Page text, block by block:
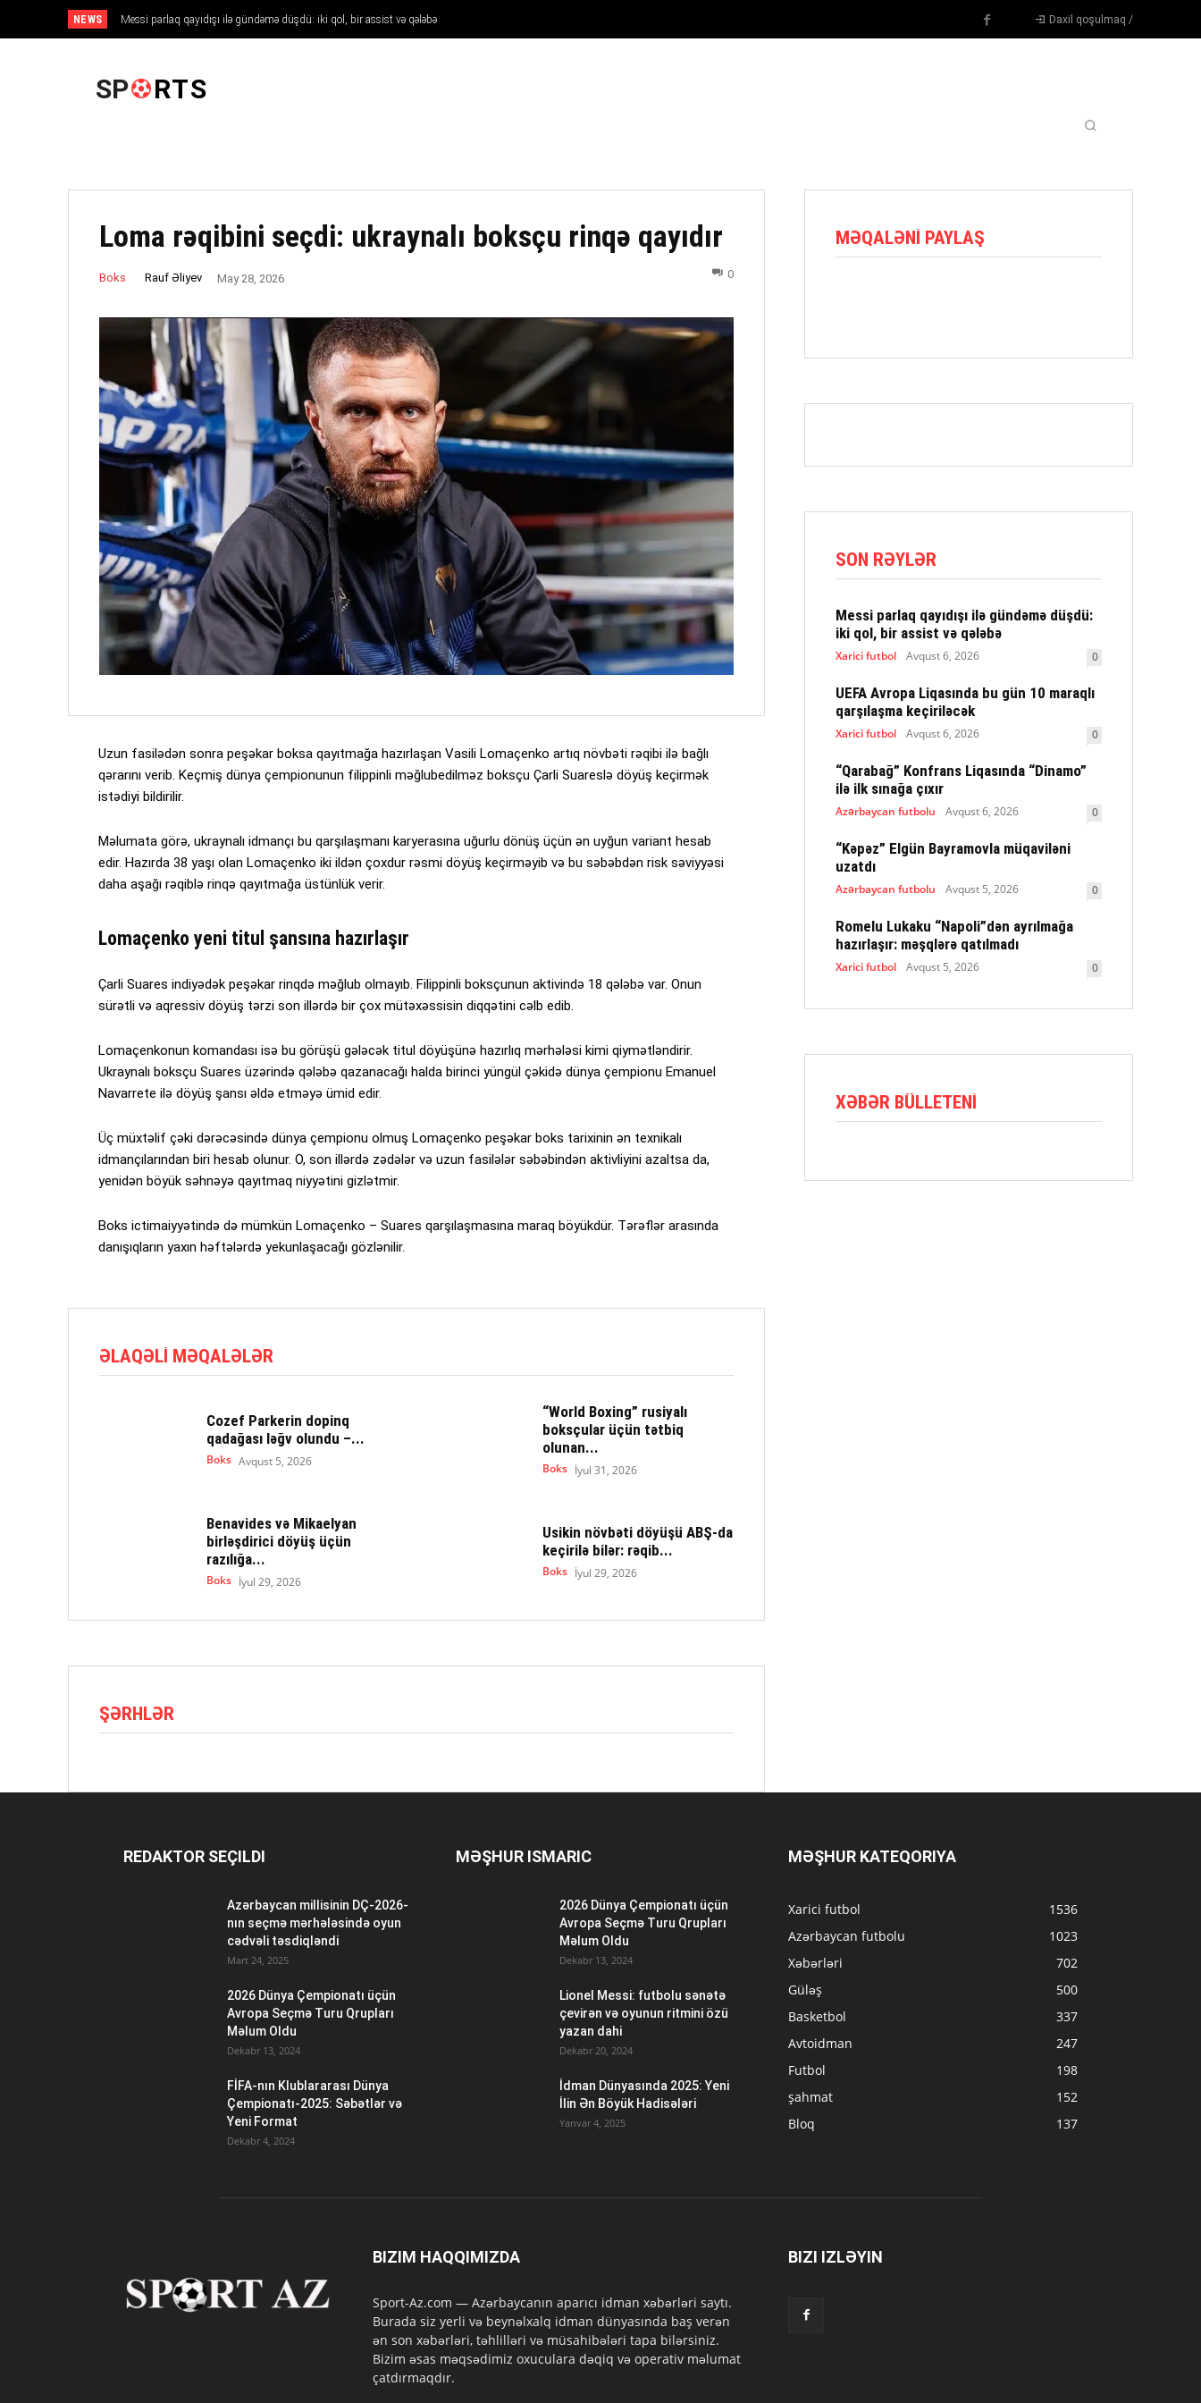
NEWS Messi parlaq qayıdışı ilə gündəmə düşdü: iki qol, bir assist və qələbə Daxil qoşulmaq /
SP RTS
Loma rəqibini seçdi: ukraynalı boksçu rinqə qayıdır
Boks Rauf Əliyev May 28, 2026 0
Uzun fasilədən sonra peşəkar boksa qayıtmağa hazırlaşan Vasili Lomaçenko artıq növbəti rəqibi ilə bağlı
qərarını verib. Keçmiş dünya çempionunun filippinli məğlubedilməz boksçu Çarli Suareslə döyüş keçirmək
istədiyi bildirilir.
Məlumata görə, ukraynalı idmançı bu qarşılaşmanı karyerasına uğurlu dönüş üçün ən uyğun variant hesab
edir. Hazırda 38 yaşı olan Lomaçenko iki ildən çoxdur rəsmi döyüş keçirməyib və bu səbəbdən risk səviyyəsi
daha aşağı rəqiblə rinqə qayıtmağa üstünlük verir.
Lomaçenko yeni titul şansına hazırlaşır
Çarli Suares indiyədək peşəkar rinqdə məğlub olmayıb. Filippinli boksçunun aktivində 18 qələbə var. Onun
sürətli və aqressiv döyüş tərzi son illərdə bir çox mütəxəssisin diqqətini cəlb edib.
Lomaçenkonun komandası isə bu görüşü gələcək titul döyüşünə hazırlıq mərhələsi kimi qiymətləndirir.
Ukraynalı boksçu Suares üzərində qələbə qazanacağı halda birinci yüngül çəkidə dünya çempionu Emanuel
Navarrete ilə döyüş şansı əldə etməyə ümid edir.
Üç müxtəlif çəki dərəcəsində dünya çempionu olmuş Lomaçenko peşəkar boks tarixinin ən texnikalı
idmançılarından biri hesab olunur. O, son illərdə zədələr və uzun fasilələr səbəbindən aktivliyini azaltsa da,
yenidən böyük səhnəyə qayıtmaq niyyətini gizlətmir.
Boks ictimaiyyətində də mümkün Lomaçenko – Suares qarşılaşmasına maraq böyükdür. Tərəflər arasında
danışıqların yaxın həftələrdə yekunlaşacağı gözlənilir.
ƏLAQƏLI MƏQALƏLƏR
Cozef Parkerin dopinq
qadağası ləğv olundu –...
Boks Avqust 5, 2026
“World Boxing” rusiyalı
boksçular üçün tətbiq
olunan...
Boks İyul 31, 2026
Benavides və Mikaelyan
birləşdirici döyüş üçün
razılığa...
Boks İyul 29, 2026
Usikin növbəti döyüşü ABŞ-da
keçirilə bilər: rəqib...
Boks İyul 29, 2026
ŞƏRHLƏR
MƏQALƏNI PAYLAŞ
SON RƏYLƏR
Messi parlaq qayıdışı ilə gündəmə düşdü:
iki qol, bir assist və qələbə
Xarici futbol Avqust 6, 2026 0
UEFA Avropa Liqasında bu gün 10 maraqlı
qarşılaşma keçiriləcək
Xarici futbol Avqust 6, 2026 0
“Qarabağ” Konfrans Liqasında “Dinamo”
ilə ilk sınağa çıxır
Azərbaycan futbolu Avqust 6, 2026 0
“Kəpəz” Elgün Bayramovla müqaviləni
uzatdı
Azərbaycan futbolu Avqust 5, 2026 0
Romelu Lukaku “Napoli”dən ayrılmağa
hazırlaşır: məşqlərə qatılmadı
Xarici futbol Avqust 5, 2026 0
XƏBƏR BÜLLETENI
REDAKTOR SEÇILDI
Azərbaycan millisinin DÇ-2026-
nın seçmə mərhələsində oyun
cədvəli təsdiqləndi
Mart 24, 2025
2026 Dünya Çempionatı üçün
Avropa Seçmə Turu Qrupları
Məlum Oldu
Dekabr 13, 2024
FİFA-nın Klublararası Dünya
Çempionatı-2025: Səbətlər və
Yeni Format
Dekabr 4, 2024
MƏŞHUR ISMARIC
2026 Dünya Çempionatı üçün
Avropa Seçmə Turu Qrupları
Məlum Oldu
Dekabr 13, 2024
Lionel Messi: futbolu sənətə
çevirən və oyunun ritmini özü
yazan dahi
Dekabr 20, 2024
İdman Dünyasında 2025: Yeni
İlin Ən Böyük Hadisələri
Yanvar 4, 2025
MƏŞHUR KATEQORIYA
Xarici futbol
1536
Azərbaycan futbolu
1023
Xəbərləri
702
Güləş
500
Basketbol
337
Avtoidman
247
Futbol
198
şahmat
152
Bloq
137
BIZIM HAQQIMIZDA
Sport-Az.com — Azərbaycanın aparıcı idman xəbərləri saytı.
Burada siz yerli və beynəlxalq idman dünyasında baş verən
ən son xəbərləri, təhlilləri və müsahibələri tapa bilərsiniz.
Bizim əsas məqsədimiz oxuculara dəqiq və operativ məlumat
çatdırmaqdır.
BIZI IZLƏYIN